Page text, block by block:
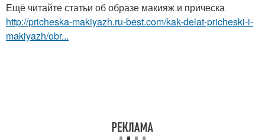
Ещё читайте статьи об образе макияж и прическа
http://pricheska-makiyazh.ru-best.com/kak-delat-pricheski-i-
makiyazh/obr...